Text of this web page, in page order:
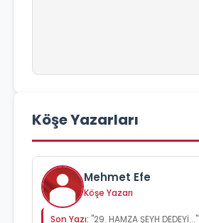
Köşe Yazarları
Mehmet Efe
Köşe Yazarı
Son Yazı: "29. HAMZA ŞEYH DEDEYİ..."